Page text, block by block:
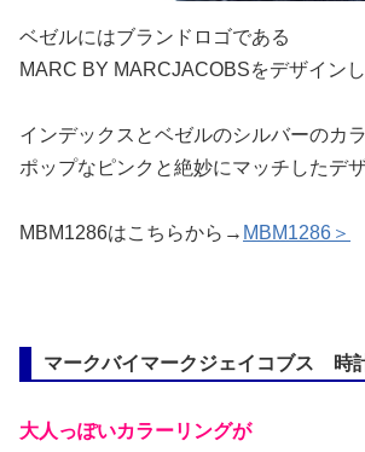
ベゼルにはブランドロゴである
MARC BY MARCJACOBSをデザイン
インデックスとベゼルのシルバーのカ
ポップなピンクと絶妙にマッチしたデ
MBM1286はこちらから→ MBM1286＞
マークバイマークジェイコブス 時
大人っぽいカラーリングが